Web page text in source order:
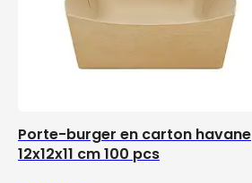
Porte-burger en carton havane
12x12x11 cm 100 pcs